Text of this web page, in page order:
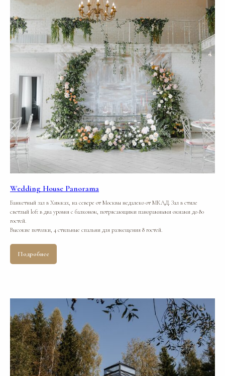
Wedding House Panorama
Банкетный зал в Химках, на севере от Москвы недалеко от МКАД. Зал в стиле
светлый loft в два уровня с балконом, потрясающими панорамными окнами до 80
гостей.
Высокие потолки, 4 стильные спальни для размещения 8 гостей.
Подробнее